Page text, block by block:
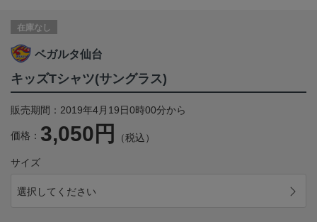
在庫なし
ベガルタ仙台
キッズTシャツ(サングラス)
販売期間：2019年4月19日0時00分から
価格： 3,050円 （税込）
サイズ
選択してください